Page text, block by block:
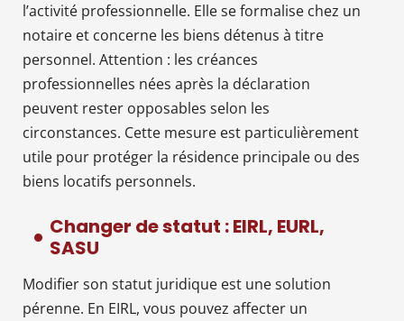
l’activité professionnelle. Elle se formalise chez un
notaire et concerne les biens détenus à titre
personnel. Attention : les créances
professionnelles nées après la déclaration
peuvent rester opposables selon les
circonstances. Cette mesure est particulièrement
utile pour protéger la résidence principale ou des
biens locatifs personnels.
Changer de statut : EIRL, EURL,
SASU
Modifier son statut juridique est une solution
pérenne. En EIRL, vous pouvez affecter un